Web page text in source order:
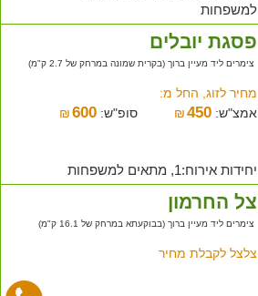
למשפחות
פסגת יובלים
צימרים ליד מעיין ברוך (בקרית שמונה במרחק של 2.7 ק"מ)
מחיר לזוג, החל מ:
אמצ"ש:
₪450 סופ"ש: ₪ 600
יחידות אירוח:1, מתאים למשפחות
צל החרמון
צימרים ליד מעיין ברוך (בבוקעתא במרחק של 16.1 ק"מ)
צלצל לקבלת מחיר